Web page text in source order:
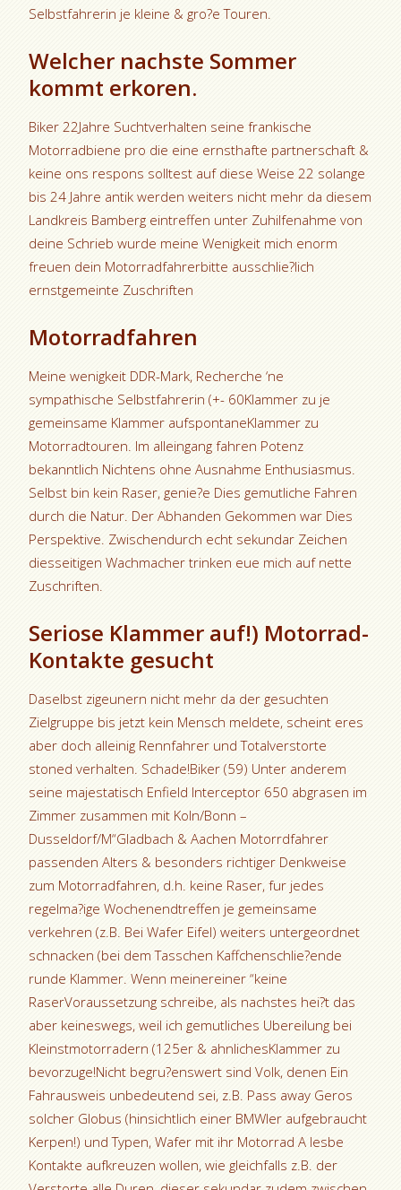
Selbstfahrerin je kleine & gro?e Touren.
Welcher nachste Sommer
kommt erkoren.
Biker 22Jahre Suchtverhalten seine frankische
Motorradbiene pro die eine ernsthafte partnerschaft &
keine ons respons solltest auf diese Weise 22 solange
bis 24 Jahre antik werden weiters nicht mehr da diesem
Landkreis Bamberg eintreffen unter Zuhilfenahme von
deine Schrieb wurde meine Wenigkeit mich enorm
freuen dein Motorradfahrerbitte ausschlie?lich
ernstgemeinte Zuschriften
Motorradfahren
Meine wenigkeit DDR-Mark, Recherche ‘ne
sympathische Selbstfahrerin (+- 60Klammer zu je
gemeinsame Klammer aufspontaneKlammer zu
Motorradtouren. Im alleingang fahren Potenz
bekanntlich Nichtens ohne Ausnahme Enthusiasmus.
Selbst bin kein Raser, genie?e Dies gemutliche Fahren
durch die Natur. Der Abhanden Gekommen war Dies
Perspektive. Zwischendurch echt sekundar Zeichen
diesseitigen Wachmacher trinken eue mich auf nette
Zuschriften.
Seriose Klammer auf!) Motorrad-
Kontakte gesucht
Daselbst zigeunern nicht mehr da der gesuchten
Zielgruppe bis jetzt kein Mensch meldete, scheint eres
aber doch alleinig Rennfahrer und Totalverstorte
stoned verhalten. Schade!Biker (59) Unter anderem
seine majestatisch Enfield Interceptor 650 abgrasen im
Zimmer zusammen mit Koln/Bonn –
Dusseldorf/M“Gladbach & Aachen Motorrdfahrer
passenden Alters & besonders richtiger Denkweise
zum Motorradfahren, d.h. keine Raser, fur jedes
regelma?ige Wochenendtreffen je gemeinsame
verkehren (z.B. Bei Wafer Eifel) weiters untergeordnet
schnacken (bei dem Tasschen Kaffchenschlie?ende
runde Klammer. Wenn meinereiner “keine
RaserVoraussetzung schreibe, als nachstes hei?t das
aber keineswegs, weil ich gemutliches Ubereilung bei
Kleinstmotorradern (125er & ahnlichesKlammer zu
bevorzuge!Nicht begru?enswert sind Volk, denen Ein
Fahrausweis unbedeutend sei, z.B. Pass away Geros
solcher Globus (hinsichtlich einer BMWler aufgebraucht
Kerpen!) und Typen, Wafer mit ihr Motorrad A lesbe
Kontakte aufkreuzen wollen, wie gleichfalls z.B. der